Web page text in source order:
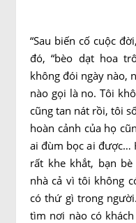
“Sau biến cố cuộc
đó, “bèo dạt hoa
không đói ngày nào,
nào gọi là no. Tôi
cũng tan nát rồi, tôi
hoàn cảnh của họ
ai đùm bọc ai được…
rất khe khắt, bạn
nhà cả vì tôi không
có thứ gì trong
tìm nơi nào có